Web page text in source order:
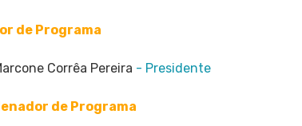
de Programa
Corrêa Pereira - Presidente
de Programa